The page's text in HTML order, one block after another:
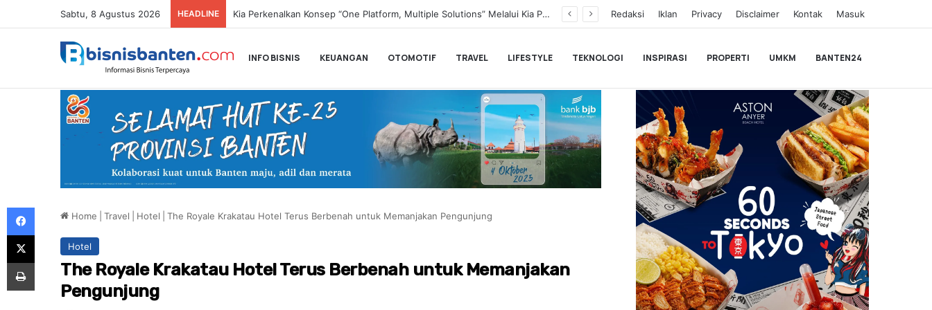
Sabtu, 8 Agustus 2026 HEADLINE Transformasi Digital Perkuat Layanan, Bank bjb Raih Lima Titanium Awards pada PRIMA Awards 2026 Redaksi Iklan Privacy Disclaimer Kontak Masuk
INFO BISNIS KEUANGAN OTOMOTIF TRAVEL LIFESTYLE TEKNOLOGI INSPIRASI PROPERTI UMKM BANTEN24
Home Travel Hotel The Royale Krakatau Hotel Terus Berbenah untuk Memanjakan Pengunjung
Hotel
The Royale Krakatau Hotel Terus Berbenah untuk Memanjakan
Pengunjung